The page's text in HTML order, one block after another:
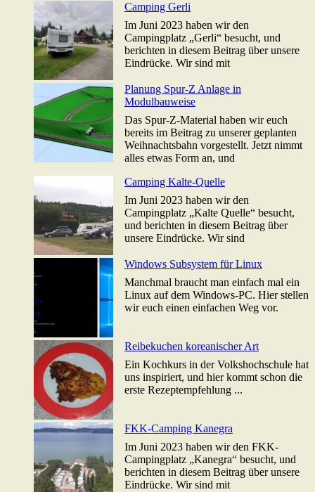
Camping Gerli
Im Juni 2023 haben wir den
Campingplatz „Gerli“ besucht, und
berichten in diesem Beitrag über unsere
Eindrücke. Wir sind mit
Planung Spur-Z Anlage in
Modulbauweise
Das Spur-Z-Material haben wir euch
bereits im Beitrag zu unserer geplanten
Weihnachtsbahn vorgestellt. Jetzt nimmt
alles etwas Form an, und
Camping Kalte-Quelle
Im Juni 2023 haben wir den
Campingplatz „Kalte Quelle“ besucht,
und berichten in diesem Beitrag über
unsere Eindrücke. Wir sind
Windows Subsystem für Linux
Manchmal braucht man einfach mal ein
Linux auf dem Windows-PC. Hier stellen
wir euch einen einfachen Weg vor.
Reibekuchen koreanischer Art
Ein Kochkurs in der Volkshochschule hat
uns inspiriert, und hier kommt schon die
erste Rezeptempfehlung ...
FKK-Camping Kanegra
Im Juni 2023 haben wir den FKK-
Campingplatz „Kanegra“ besucht, und
berichten in diesem Beitrag über unsere
Eindrücke. Wir sind mit